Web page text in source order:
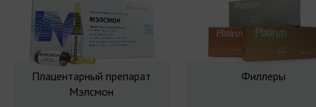
Плацентарный препарат
Мэлсмон
Филлеры